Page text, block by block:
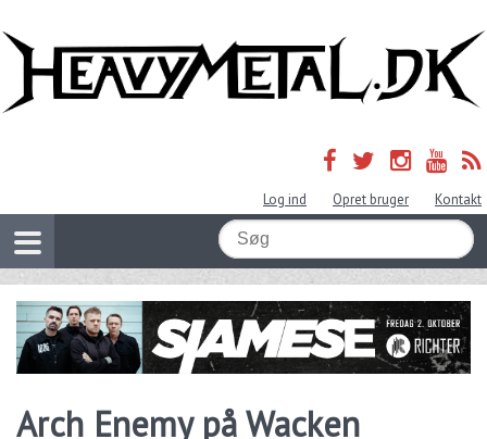
Log ind Opret bruger Kontakt
Arch Enemy på Wacken